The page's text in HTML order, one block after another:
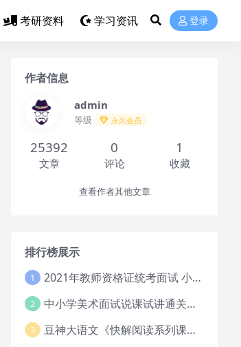
考研资料 学习资讯 登录
作者信息
admin
等级 永久会员
25392
文章
0
评论
1
收藏
查看作者其他文章
排行榜展示
1 2021年教师资格证统考面试 小学教资资料试讲+答辩
2 中小学美术面试说课试讲通关班14讲（辅助资料第一套）
3 豆神大语文《快解阅读系列课教程完整》